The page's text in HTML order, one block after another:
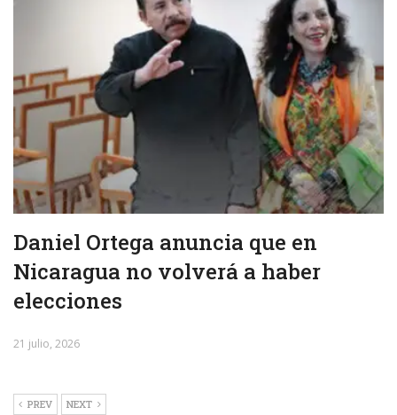
Daniel Ortega anuncia que en
Nicaragua no volverá a haber
elecciones
21 julio, 2026
PREV NEXT